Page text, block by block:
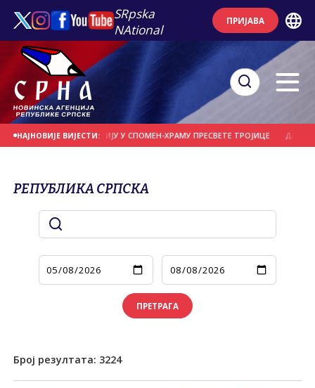
SRpska
NAtional
ПРИЈАВА
НАЈНОВИЈЕ ВИЈЕСТИ:
ЛИТУРГИЈУ У СПОМЕН-ХРАМУ ПРЕСВЕТЕ ТРОЈИЦЕ ДАНАС
РЕПУБЛИКА СРПСКА
ПРЕТРАГА
Број резултата: 3224